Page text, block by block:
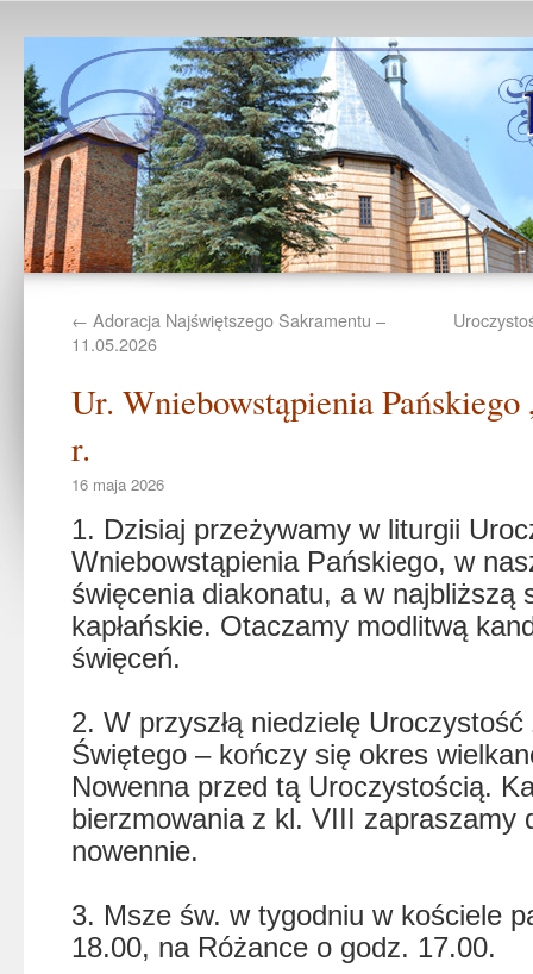
← Adoracja Najświętszego Sakramentu –
11.05.2026
Ur. Wniebowstąpienia Pańskiego
r.
16 maja 2026
1. Dzisiaj przeżywamy w liturgii
Wniebowstąpienia Pańskiego, w
święcenia diakonatu, a w najbliższą
kapłańskie. Otaczamy modlitwą
święceń.
2. W przyszłą niedzielę Uroczystość
Świętego – kończy się okres
Nowenna przed tą Uroczystością.
bierzmowania z kl. VIII zapraszamy
nowennie.
3. Msze św. w tygodniu w kościele
18.00, na Różance o godz. 17.00.